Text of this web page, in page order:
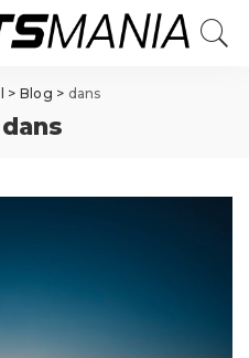
> Blog > dans
dans